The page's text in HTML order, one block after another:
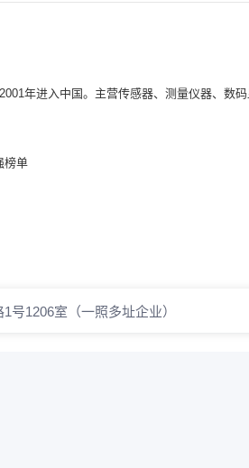
年进入中国。主营传感器、测量仪器、数
榜单
号1206室（一照多址企业）